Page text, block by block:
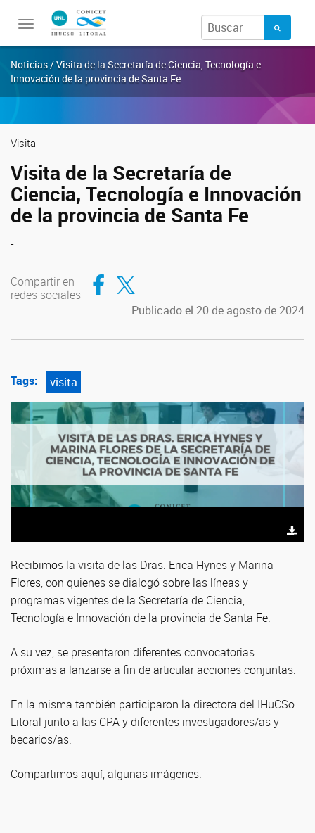
Toggle
Noticias / Visita de la Secretaría de Ciencia, Tecnología e
Innovación de la provincia de Santa Fe
Visita
Visita de la Secretaría de
Ciencia, Tecnología e Innovación
de la provincia de Santa Fe
-
Compartir en
redes sociales
Compartir en Facebook
Compartir en Twitter
Publicado el 20 de agosto de 2024
Tags: visita
Recibimos la visita de las Dras. Erica Hynes y Marina
Flores, con quienes se dialogó sobre las líneas y
programas vigentes de la Secretaría de Ciencia,
Tecnología e Innovación de la provincia de Santa Fe.
A su vez, se presentaron diferentes convocatorias
próximas a lanzarse a fin de articular acciones conjuntas.
En la misma también participaron la directora del IHuCSo
Litoral junto a las CPA y diferentes investigadores/as y
becarios/as.
Compartimos aquí, algunas imágenes.